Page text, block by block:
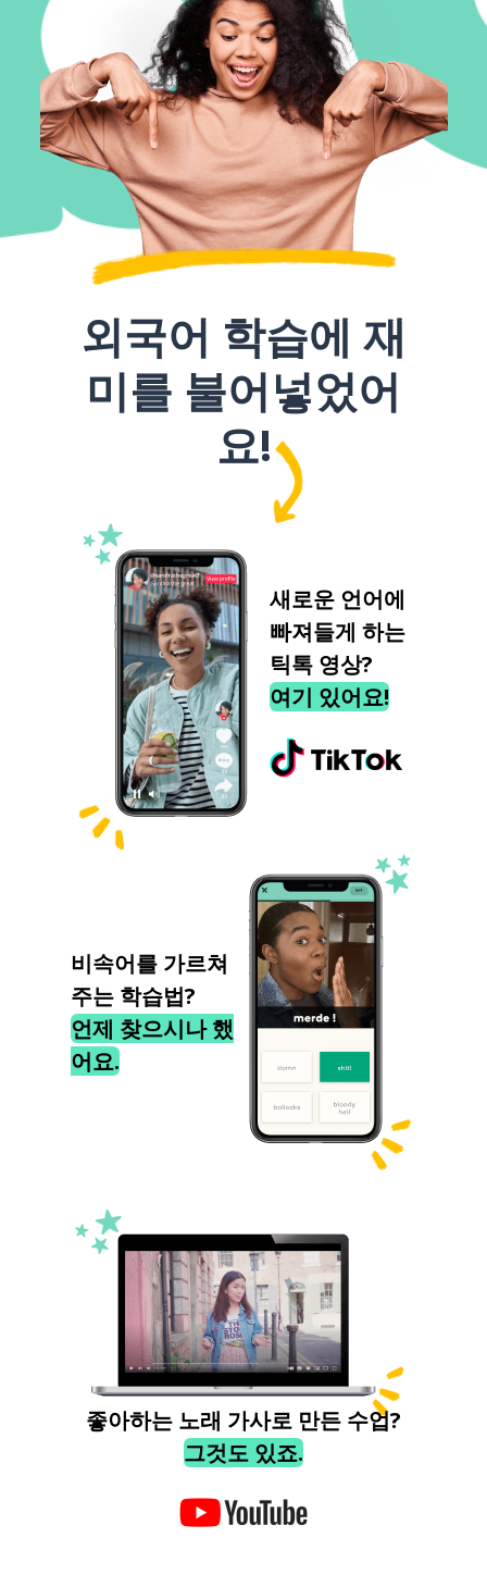
외국어 학습에 재
미를 불어넣었어
요!
새로운 언어에
빠져들게 하는
틱톡 영상?
여기 있어요!
비속어를 가르쳐
주는 학습법?
언제 찾으시나 했
어요.
좋아하는 노래 가사로 만든 수업?
그것도 있죠.